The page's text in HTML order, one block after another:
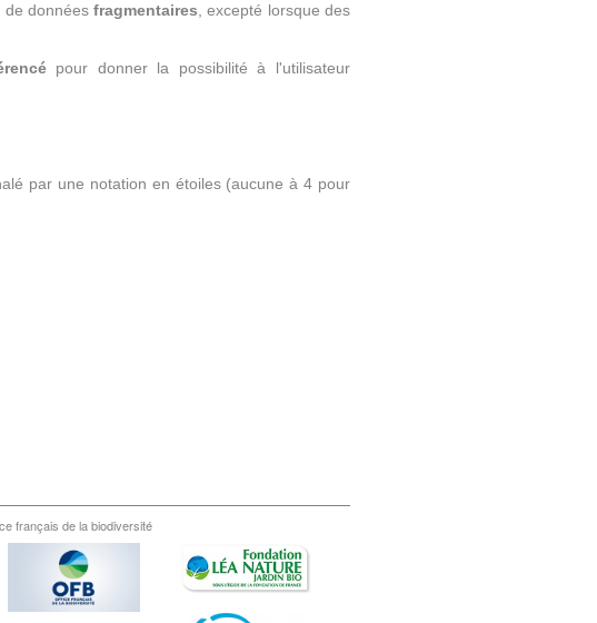
de donnéesfragmentaires , excepté lorsque des
pour donner la possibilité à l'utilisateur
par une notation en étoiles (aucune à 4 pour
français de la biodiversité